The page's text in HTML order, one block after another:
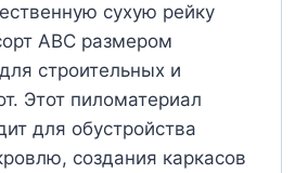
сухую рейку
АВС размером
строительных и
Этот пиломатериал
для обустройства
создания каркасов